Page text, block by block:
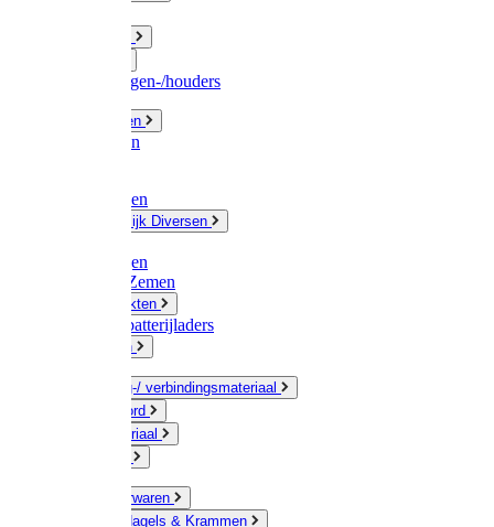
Slangenwagen-/houders
Olie / Vetten
Chemicalien
Plasticzakken
Huishoudelijk Diversen
Zaksluitingen
Sponzen / Zemen
Zeepprodukten
Batterij & batterijladers
Zaklampen
Verpakking-/ verbindingsmateriaal
Touw / Koord
Afdekmateriaal
Kleine ijzerwaren
Spijkers, Nagels & Krammen